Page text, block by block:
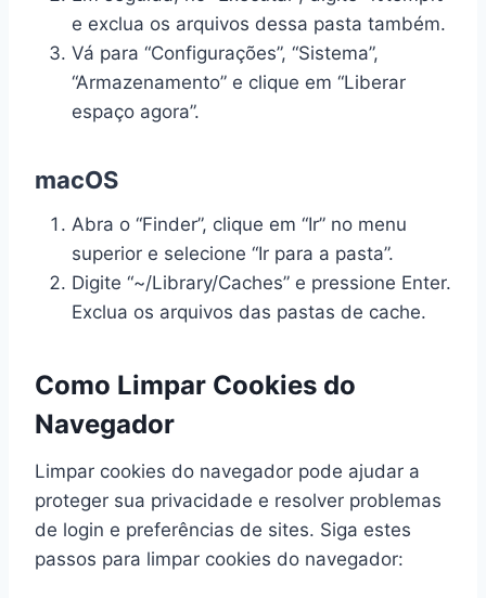
e exclua os arquivos dessa pasta também.
Vá para “Configurações”, “Sistema”,
“Armazenamento” e clique em “Liberar
espaço agora”.
macOS
Abra o “Finder”, clique em “Ir” no menu
superior e selecione “Ir para a pasta”.
Digite “~/Library/Caches” e pressione Enter.
Exclua os arquivos das pastas de cache.
Como Limpar Cookies do
Navegador
Limpar cookies do navegador pode ajudar a
proteger sua privacidade e resolver problemas
de login e preferências de sites. Siga estes
passos para limpar cookies do navegador: